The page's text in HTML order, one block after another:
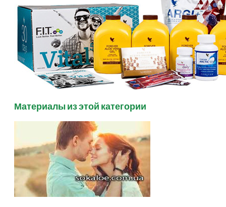
Материалы из этой категории